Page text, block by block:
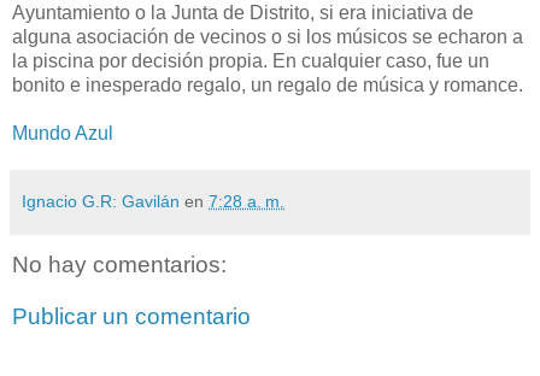
Ayuntamiento o la Junta de Distrito, si era iniciativa de
alguna asociación de vecinos o si los músicos se echaron a
la piscina por decisión propia. En cualquier caso, fue un
bonito e inesperado regalo, un regalo de música y romance.
Mundo Azul
Ignacio G.R: Gavilán en 7:28 a. m.
No hay comentarios:
Publicar un comentario